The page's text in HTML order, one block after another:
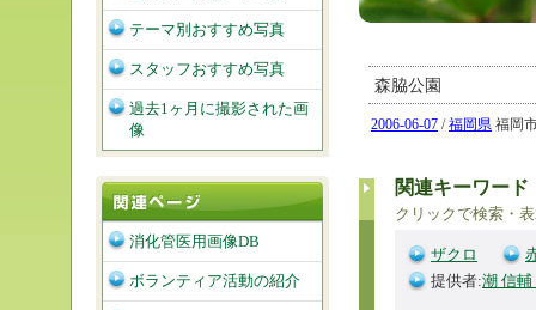
森脇公園
2006-06-07 / 福岡県 福岡
関連キーワード
クリックで検索・
ザクロ
提供者:潮 信
テーマ別おすすめ写真
スタッフおすすめ写真
過去1ヶ月に撮影された画
像
消化管医用画像DB
ボランティア活動の紹介